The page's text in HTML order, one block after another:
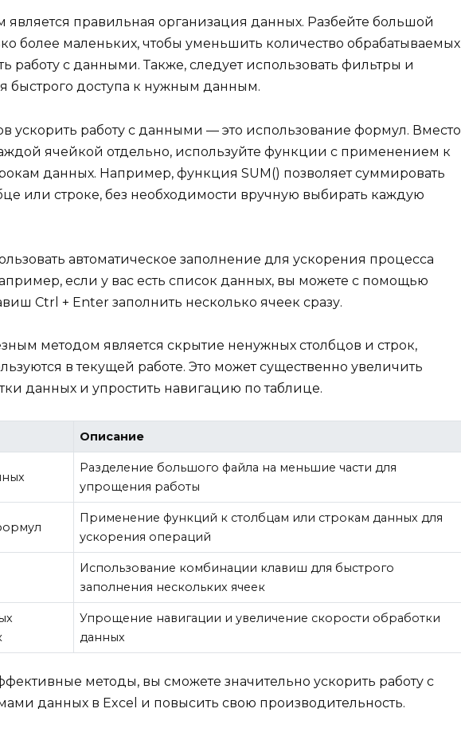
правильная организация данных. Разбейте большой
более маленьких, чтобы уменьшить количество обрабатываемых
работу с данными. Также, следует использовать фильтры и
быстрого доступа к нужным данным.
ускорить работу с данными — это использование формул. Вместо
ячейкой отдельно, используйте функции с применением к
данных. Например, функция SUM() позволяет суммировать
или строке, без необходимости вручную выбирать каждую
автоматическое заполнение для ускорения процесса
если у вас есть список данных, вы можете с помощью
Ctrl + Enter заполнить несколько ячеек сразу.
методом является скрытие ненужных столбцов и строк,
в текущей работе. Это может существенно увеличить
данных и упростить навигацию по таблице.
Описание
Разделение большого файла на меньшие части для
упрощения работы
Применение функций к столбцам или строкам данных для
ускорения операций
Использование комбинации клавиш для быстрого
заполнения нескольких ячеек
Упрощение навигации и увеличение скорости обработки
данных
методы, вы сможете значительно ускорить работу с
данных в Excel и повысить свою производительность.